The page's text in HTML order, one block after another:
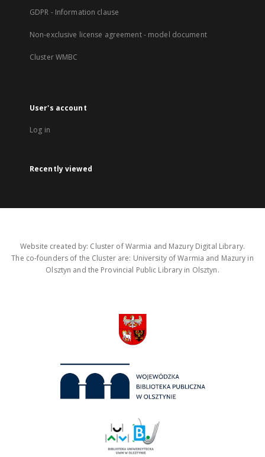
GDPR - Information clause
Non-exclusive license agreement - model document
Cluster WMBC
User's account
Log in
Recently viewed
Website created by: Cluster of Warmia and Mazury Digital Library.
The co-founders of the Cluster are: University of Warmia and Mazury in
Olsztyn and the Provincial Public Library in Olsztyn.